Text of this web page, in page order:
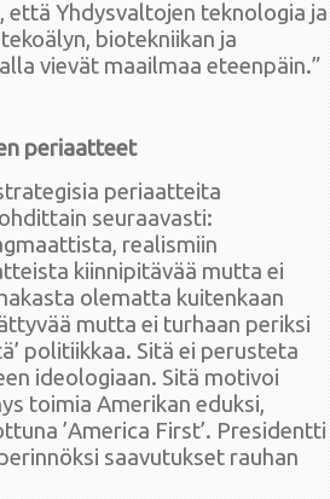
että Yhdysvaltojen teknologia ja
biotekniikan ja
vievät maailmaa eteenpäin.”
periaatteet
periaatteita
seuraavasti:
realismiin
kiinnipitävää mutta ei
olematta kuitenkaan
mutta ei turhaan periksi
politiikkaa. Sitä ei perusteta
ideologiaan. Sitä motivoi
toimia Amerikan eduksi,
’America First’. Presidentti
saavutukset rauhan